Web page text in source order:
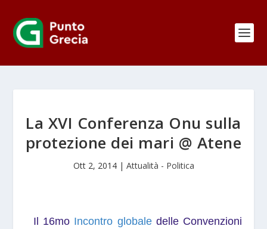
La XVI Conferenza Onu sulla
protezione dei mari @ Atene
Ott 2, 2014| Attualità - Politica
Il 16mo Incontro globaledelle Convenzioni